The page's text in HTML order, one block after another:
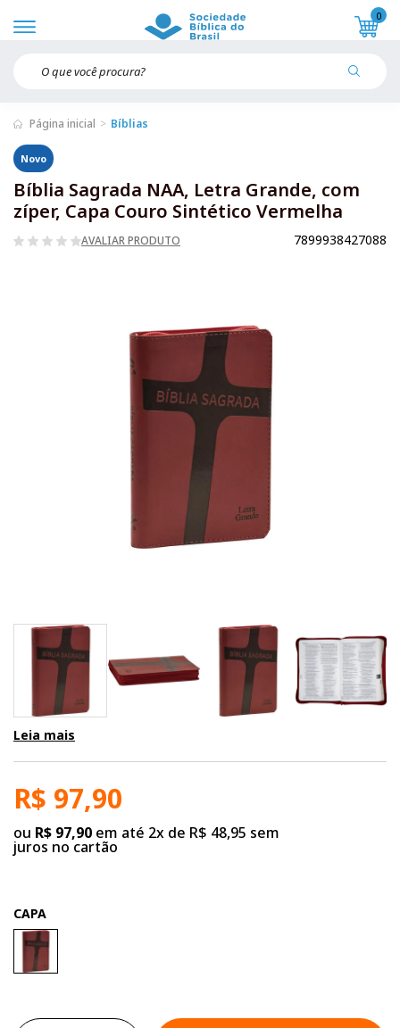
0
Página inicial Bíblias
Novo
Bíblia Sagrada NAA, Letra Grande, com
zíper, Capa Couro Sintético Vermelha
AVALIAR PRODUTO 7899938427088
Leia mais
R$ 97,90
ou R$ 97,90 em até 2x de R$ 48,95 sem
juros no cartão
CAPA